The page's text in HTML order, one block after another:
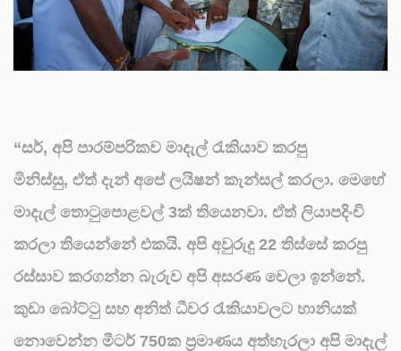
“සර්, අපි පාරම්පරිකව මාදැල් රැකියාව කරපු
මිනිස්සු, ඒත් දැන් අපේ ලයිෂන් කැන්සල් කරලා. මෙහේ
මාදැල් තොටුපොළවල් 3ක් තියෙනවා. ඒත් ලියාපදිංචි
කරලා තියෙන්නේ එකයි. අපි අවුරුදු 22 තිස්සේ කරපු
රස්සාව කරගන්න බැරුව අපි අසරණ වෙලා ඉන්නේ.
කුඩා බෝට්ටු සහ අනිත් ධීවර රැකියාවලට හානියක්
නොවෙන්න මීටර් 750ක ප්‍රමාණය අත්හැරලා අපි මාදැල්